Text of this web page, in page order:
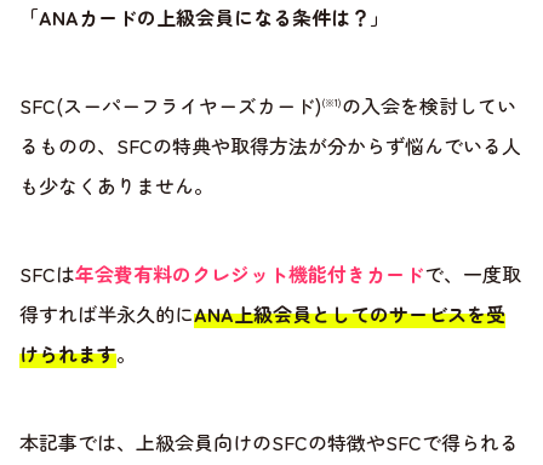
「ANAカードの上級会員になる条件は？」
SFC(スーパーフライヤーズカード)(※1)の入会を検討してい
るものの、SFCの特典や取得方法が分からず悩んでいる人
も少なくありません。
SFCは年会費有料のクレジット機能付きカードで、一度取
得すれば半永久的にANA上級会員としてのサービスを受
けられます。
本記事では、上級会員向けのSFCの特徴やSFCで得られる